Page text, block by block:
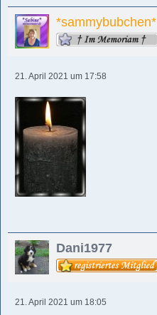
*sammybubchen*
21. April 2021 um 17:58
Dani1977
21. April 2021 um 18:05